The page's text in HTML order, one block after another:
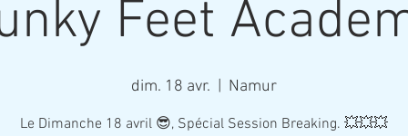
Feet
dim. 18 avr. Namur
Le Dimanche 18 avril 😎, Spécial Session Breaking. 💥💥💥